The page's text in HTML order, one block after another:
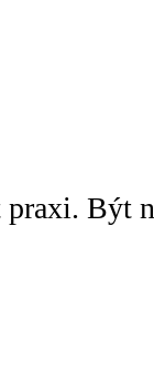
Být